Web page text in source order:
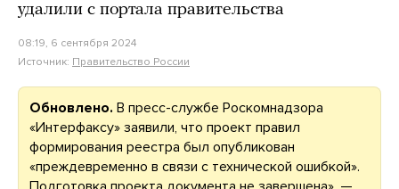
удалили с портала правительства
08:19, 6 сентября 2024
Источник: Правительство России
Обновлено. В пресс-службе Роскомнадзора
«Интерфаксу» заявили, что проект правил
формирования реестра был опубликован
«преждевременно в связи с технической ошибкой».